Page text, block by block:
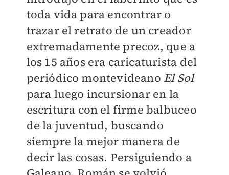
toda vida para encontrar o
trazar el retrato de un creador
extremadamente precoz, que a
los 15 años era caricaturista del
periódico montevideano El Sol
para luego incursionar en la
escritura con el firme balbuceo
de la juventud, buscando
siempre la mejor manera de
decir las cosas. Persiguiendo a